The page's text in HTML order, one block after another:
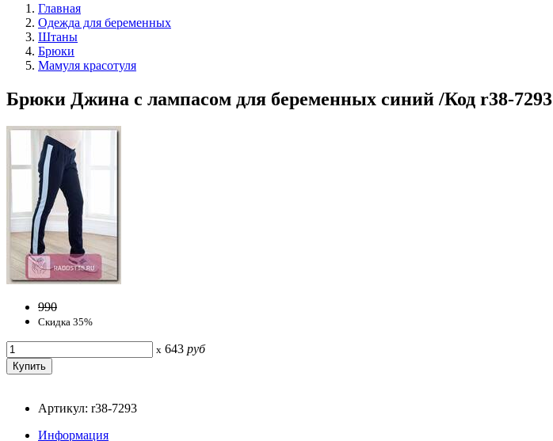
Главная
Одежда для беременных
Штаны
Брюки
Мамуля красотуля
Брюки Джина с лампасом для беременных синий /Код r38-7293
990
Скидка 35%
x 643 руб
Артикул: r38-7293
Информация